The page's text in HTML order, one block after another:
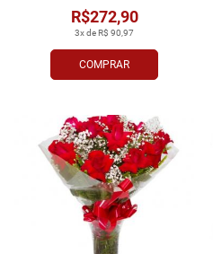
COMPRAR
3x de R$ 90,97
R$272,90